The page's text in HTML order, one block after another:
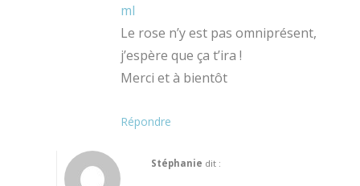
ml
Le rose n’y est pas omniprésent,
j’espère que ça t’ira !
Merci et à bientôt
Répondre
Stéphanie dit :